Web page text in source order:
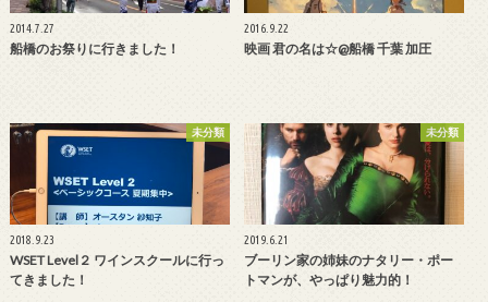
2014.7.27
船橋のお祭りに行きました！
2016.9.22
映画 君の名は☆@船橋 千葉 加圧
未分類
2018.9.23
WSET Level２ ワインスクールに行っ
てきました！
未分類
2019.6.21
ブーリン家の姉妹のナタリー・ポー
トマンが、やっぱり魅力的！